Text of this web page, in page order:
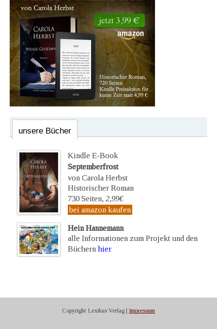
unsere Bücher
Kindle E-Book
Septemberfrost
von Carola Herbst
Historischer Roman
730 Seiten, 2,99€
bei amazon kaufen
Hein Hannemann
alle Informationen zum Projekt und den
Büchern hier
Copyright Lexikus Verlag | Impressum